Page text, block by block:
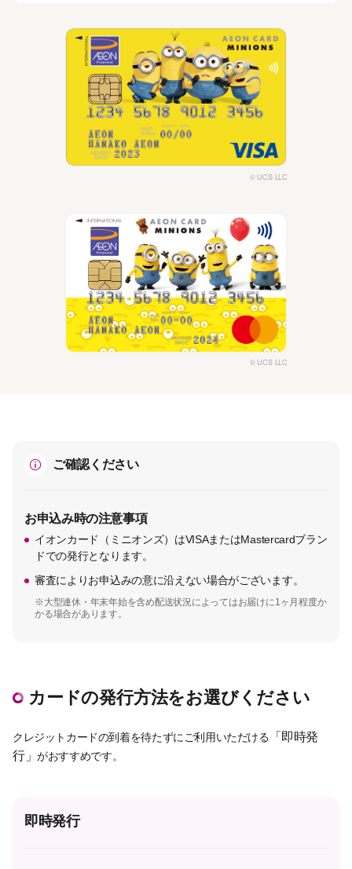
© UCS LLC
© UCS LLC
ご確認ください
お申込み時の注意事項
イオンカード（ミニオンズ）はVISAまたはMastercardブラン
ドでの発行となります。
審査によりお申込みの意に沿えない場合がございます。
※大型連休・年末年始を含め配送状況によってはお届けに1ヶ月程度か
かる場合があります。
カードの発行方法をお選びください
クレジットカードの到着を待たずにご利用いただける 「即時発
行」がおすすめです。
即時発行